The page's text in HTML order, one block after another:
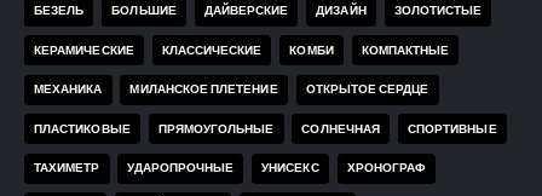
БЕЗЕЛЬ БОЛЬШИЕ ДАЙВЕРСКИЕ ДИЗАЙН ЗОЛОТИСТЫЕ
КЕРАМИЧЕСКИЕ КЛАССИЧЕСКИЕ КОМБИ КОМПАКТНЫЕ
МЕХАНИКА МИЛАНСКОЕ ПЛЕТЕНИЕ ОТКРЫТОЕ СЕРДЦЕ
ПЛАСТИКОВЫЕ ПРЯМОУГОЛЬНЫЕ СОЛНЕЧНАЯ СПОРТИВНЫЕ
ТАХИМЕТР УДАРОПРОЧНЫЕ УНИСЕКС ХРОНОГРАФ